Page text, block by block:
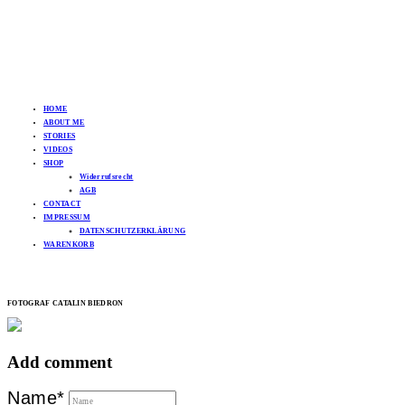
HOME
ABOUT ME
STORIES
VIDEOS
SHOP
Widerrufsrecht
AGB
CONTACT
IMPRESSUM
DATENSCHUTZERKLÄRUNG
WARENKORB
FOTOGRAF CATALIN BIEDRON
Add comment
Name*